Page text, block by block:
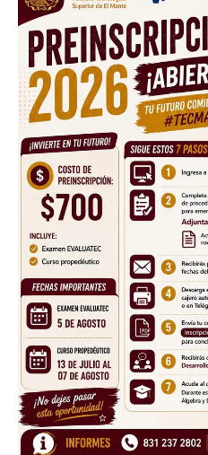
Facebook
Twitter
Email
Sing up
to stay